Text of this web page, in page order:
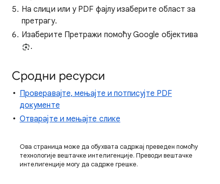
На слици или у PDF фајлу изаберите област за
претрагу.
Изаберите Претражи помоћу Google објектива
.
Сродни ресурси
Проверавајте, мењајте и потписујте PDF
документе
Отварајте и мењајте слике
Ова страница може да обухвата садржај преведен помоћу
технологије вештачке интелигенције. Преводи вештачке
интелигенције могу да садрже грешке.